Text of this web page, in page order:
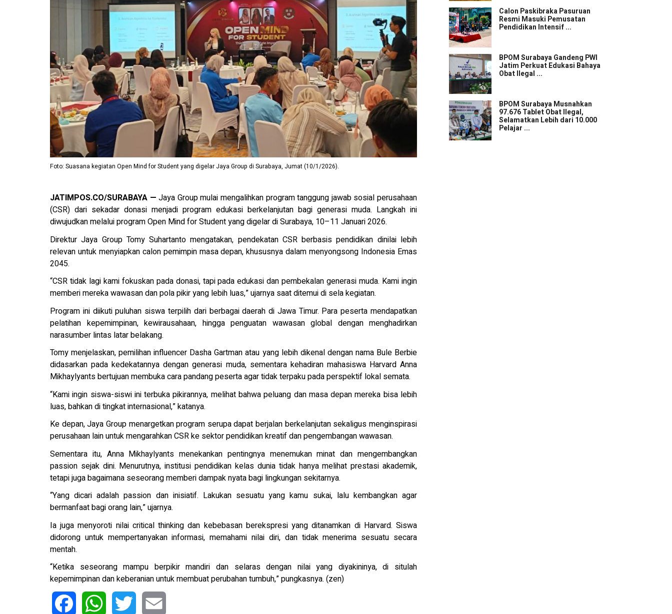
Foto: Suasana kegiatan Open Mind for Student yang digelar Jaya Group di Surabaya, Jumat (10/1/2026).
JATIMPOS.CO/SURABAYA — Jaya Group mulai mengalihkan program tanggung jawab sosial perusahaan
(CSR) dari sekadar donasi menjadi program edukasi berkelanjutan bagi generasi muda. Langkah ini
diwujudkan melalui program Open Mind for Student yang digelar di Surabaya, 10–11 Januari 2026.
Direktur Jaya Group Tomy Suhartanto mengatakan, pendekatan CSR berbasis pendidikan dinilai lebih
relevan untuk menyiapkan calon pemimpin masa depan, khususnya dalam menyongsong Indonesia Emas
2045.
“CSR tidak lagi kami fokuskan pada donasi, tapi pada edukasi dan pembekalan generasi muda. Kami ingin
memberi mereka wawasan dan pola pikir yang lebih luas,” ujarnya saat ditemui di sela kegiatan.
Program ini diikuti puluhan siswa terpilih dari berbagai daerah di Jawa Timur. Para peserta mendapatkan
pelatihan kepemimpinan, kewirausahaan, hingga penguatan wawasan global dengan menghadirkan
narasumber lintas latar belakang.
Tomy menjelaskan, pemilihan influencer Dasha Gartman atau yang lebih dikenal dengan nama Bule Berbie
didasarkan pada kedekatannya dengan generasi muda, sementara kehadiran mahasiswa Harvard Anna
Mikhaylyants bertujuan membuka cara pandang peserta agar tidak terpaku pada perspektif lokal semata.
“Kami ingin siswa-siswi ini terbuka pikirannya, melihat bahwa peluang dan masa depan mereka bisa lebih
luas, bahkan di tingkat internasional,” katanya.
Ke depan, Jaya Group menargetkan program serupa dapat berjalan berkelanjutan sekaligus menginspirasi
perusahaan lain untuk mengarahkan CSR ke sektor pendidikan kreatif dan pengembangan wawasan.
Sementara itu, Anna Mikhaylyants menekankan pentingnya menemukan minat dan mengembangkan
passion sejak dini. Menurutnya, institusi pendidikan kelas dunia tidak hanya melihat prestasi akademik,
tetapi juga bagaimana seseorang memberi dampak nyata bagi lingkungan sekitarnya.
“Yang dicari adalah passion dan inisiatif. Lakukan sesuatu yang kamu sukai, lalu kembangkan agar
bermanfaat bagi orang lain,” ujarnya.
Ia juga menyoroti nilai critical thinking dan kebebasan berekspresi yang ditanamkan di Harvard. Siswa
didorong untuk mempertanyakan informasi, memahami nilai diri, dan tidak menerima sesuatu secara
mentah.
“Ketika seseorang mampu berpikir mandiri dan selaras dengan nilai yang diyakininya, di situlah
kepemimpinan dan keberanian untuk membuat perubahan tumbuh,” pungkasnya. (zen)
Calon Paskibraka Pasuruan
Resmi Masuki Pemusatan
Pendidikan Intensif ...
BPOM Surabaya Gandeng PWI
Jatim Perkuat Edukasi Bahaya
Obat Ilegal ...
BPOM Surabaya Musnahkan
97.676 Tablet Obat Ilegal,
Selamatkan Lebih dari 10.000
Pelajar ...